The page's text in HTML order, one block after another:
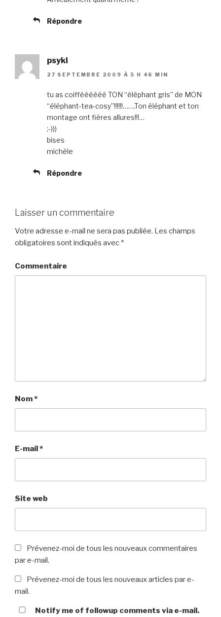
Répondre
psyki
27 SEPTEMBRE 2009 À 5 H 46 MIN
tu as coifféééééé TON “éléphant gris” de MON
“éléphant-tea-cosy”!!!!!!…….Ton éléphant et ton
montage ont fières allures!!!…
;-)))
bises
michèle
Répondre
Laisser un commentaire
Votre adresse e-mail ne sera pas publiée. Les champs
obligatoires sont indiqués avec *
Commentaire
Nom*
E-mail*
Site web
Prévenez-moi de tous les nouveaux commentaires
par e-mail.
Prévenez-moi de tous les nouveaux articles par e-
mail.
Notify me of followup comments via e-mail.